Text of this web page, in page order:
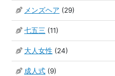
メンズヘア (29)
七五三 (11)
大人女性 (24)
成人式 (9)